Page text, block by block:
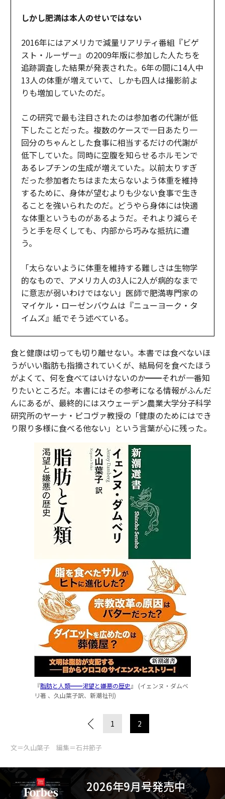
しかし肥満は本人のせいではない
2016年にはアメリカで減量リアリティ番組『ビゲ
スト・ルーザー』の2009年版に参加した人たちを
追跡調査した結果が発表された。6年の間に14人中
13人の体重が増えていて、しかも四人は撮影前よ
りも増加していたのだ。
この研究で最も注目されたのは参加者の代謝が低
下したことだった。複数のケースで一日あたり一
回分のちゃんとした食事に相当するだけの代謝が
低下していた。同時に空腹を知らせるホルモンで
あるレプチンの生成が増えていた。以前太りすぎ
だった参加者たちはまた太らないよう体重を維持
するために、身体が望むよりも少ない食事で生き
ることを強いられたのだ。どうやら身体には快適
な体重というものがあるようだ。それより減らそ
うと手を尽くしても、内部から巧みな抵抗に遭
う。
「太らないように体重を維持する難しさは生物学
的なもので、アメリカ人の3人に2人が病的なまで
に意志が弱いわけではない」医師で肥満専門家の
マイケル・ローゼンバウムは『ニューヨーク・タ
イムズ』紙でそう述べている。
食と健康は切っても切り離せない。本書では食べないほ
うがいい脂肪も指摘されていくが、結局何を食べたほう
がよくて、何を食べてはいけないのか━━それが一番知
りたいところだ。本書にはその参考になる情報がふんだ
んにあるが、最終的にはスウェーデン農業大学分子科学
研究所のヤーナ・ピコヴァ教授の「健康のためにはでき
り限り多様に食べる他ない」という言葉が心に残った。
『脂肪と人類━━渇望と嫌悪の歴史 』 (イェンヌ・ダムベ
リ著 、久山葉子訳、新潮社刊)
1 2
文＝久山葉子 編集＝石井節子
2026年9月号発売中